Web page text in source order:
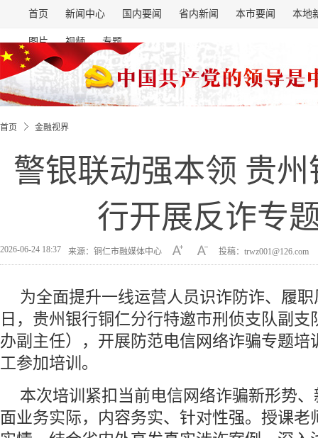
首页 新闻中心 国内要闻 省内新闻 本市要闻 本地
图片 视频 专题
首页 金融视界
警银联动强本领 贵
行开展反诈专
2026-06-24 18:37 来源：铜仁市融媒体中心 投稿：trwz001@126.com
为全面提升一线运营人员识诈防诈、履
日，贵州银行铜仁分行特邀市刑侦支队副支
办副主任），开展防范电信网络诈骗专题培
工参加培训。
本次培训紧扣当前电信网络诈骗新形势
面业务实际，内容务实、针对性强。授课老